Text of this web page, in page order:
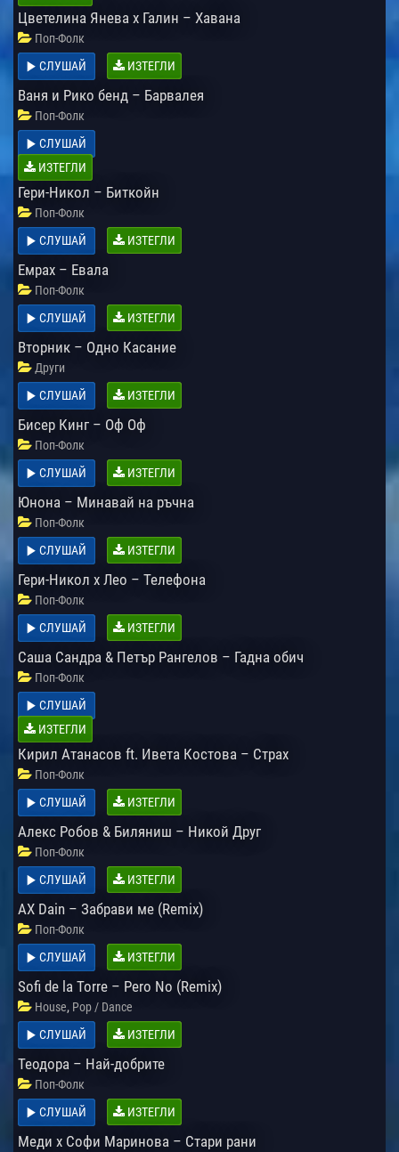
Цветелина Янева x Галин – Хавана
Поп-Фолк
СЛУШАЙ
ИЗТЕГЛИ
Ваня и Рико бенд – Барвалея
Поп-Фолк
СЛУШАЙ
ИЗТЕГЛИ
Гери-Никол – Биткойн
Поп-Фолк
СЛУШАЙ
ИЗТЕГЛИ
Емрах – Евала
Поп-Фолк
СЛУШАЙ
ИЗТЕГЛИ
Вторник – Одно Касание
Други
СЛУШАЙ
ИЗТЕГЛИ
Бисер Кинг – Оф Оф
Поп-Фолк
СЛУШАЙ
ИЗТЕГЛИ
Юнона – Минавай на ръчна
Поп-Фолк
СЛУШАЙ
ИЗТЕГЛИ
Гери-Никол x Лео – Телефона
Поп-Фолк
СЛУШАЙ
ИЗТЕГЛИ
Саша Сандра & Петър Рангелов – Гадна обич
Поп-Фолк
СЛУШАЙ
ИЗТЕГЛИ
Кирил Атанасов ft. Ивета Костова – Страх
Поп-Фолк
СЛУШАЙ
ИЗТЕГЛИ
Алекс Робов & Биляниш – Никой Друг
Поп-Фолк
СЛУШАЙ
ИЗТЕГЛИ
AX Dain – Забрави ме (Remix)
Поп-Фолк
СЛУШАЙ
ИЗТЕГЛИ
Sofi de la Torre – Pero No (Remix)
House, Pop / Dance
СЛУШАЙ
ИЗТЕГЛИ
Теодора – Най-добрите
Поп-Фолк
СЛУШАЙ
ИЗТЕГЛИ
Меди х Софи Маринова – Стари рани